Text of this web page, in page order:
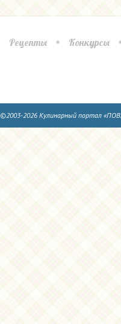
Рецепты Конкурсы
©2003-2026 Кулинарный портал